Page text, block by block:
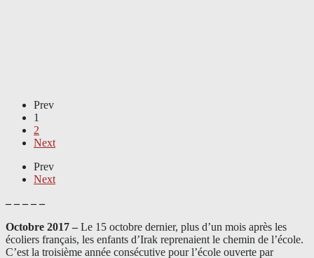
Prev
1
2
Next
Prev
Next
– – – – –
Octobre 2017 – Le 15 octobre dernier, plus d’un mois après les
écoliers français, les enfants d’Irak reprenaient le chemin de l’école.
C’est la troisième année consécutive pour l’école ouverte par